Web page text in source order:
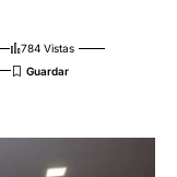
784 Vistas